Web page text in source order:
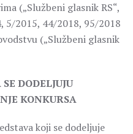
(„Službeni glasnik RS“,
5/2015, 44/2018, 95/2018
(„Službeni glasnik
DODELJUJU
KONKURSA
koji se dodeljuje